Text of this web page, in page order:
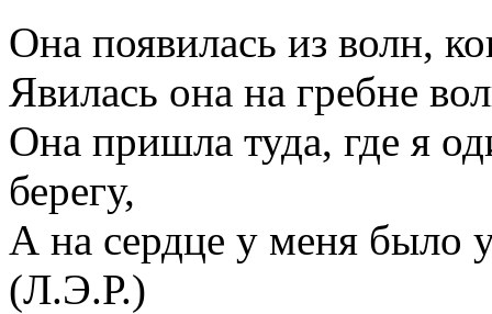
Она появилась из волн,
Явилась она на гребне
Она пришла туда, где я
берегу,
А на сердце у меня было
(Л.Э.Р.)